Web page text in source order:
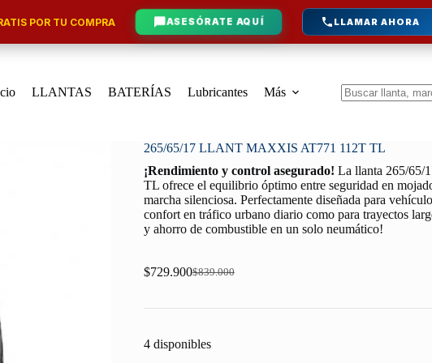
POR TU COMPRA ASESÓRATE AQUÍ LLAMAR AHORA
LLANTAS BATERÍAS Lubricantes
Más
265/65/17 LLANT MAXXIS AT771 112T TL
¡Rendimiento y control asegurado! La llanta 265/
TL ofrece el equilibrio óptimo entre seguridad en
marcha silenciosa. Perfectamente diseñada para
confort en tráfico urbano diario como para trayectos
y ahorro de combustible en un solo neumático!
$839.000
Original
was:
$729.900Current
is:
4 disponibles